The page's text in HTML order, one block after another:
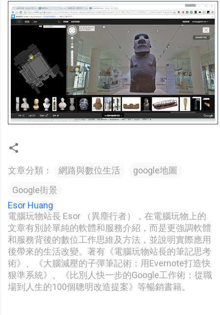
文章分類： 網路與數位生活
google地圖
Google街景
Esor Huang
電腦玩物站長 Esor （異塵行者），在電腦玩物上的
文章有別於單純的軟體和服務介紹，而是更強調軟體
和服務背後的數位工作思維及方法，並說明實際應用
後帶來的生活改變。著有《電腦玩物站長的筆記思考
術》、《大腦減壓的子彈筆記術：用Evernote打造快
狠準系統》、《比別人快一步的Google工作術：從職
場到人生的100個聰明改造提案》等暢銷書籍。